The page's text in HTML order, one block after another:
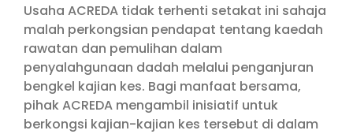
Usaha ACREDA tidak terhenti setakat ini sahaja
malah perkongsian pendapat tentang kaedah
rawatan dan pemulihan dalam
penyalahgunaan dadah melalui penganjuran
bengkel kajian kes. Bagi manfaat bersama,
pihak ACREDA mengambil inisiatif untuk
berkongsi kajian-kajian kes tersebut di dalam